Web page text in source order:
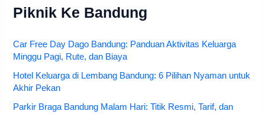
Piknik Ke Bandung
Car Free Day Dago Bandung: Panduan Aktivitas Keluarga
Minggu Pagi, Rute, dan Biaya
Hotel Keluarga di Lembang Bandung: 6 Pilihan Nyaman untuk
Akhir Pekan
Parkir Braga Bandung Malam Hari: Titik Resmi, Tarif, dan